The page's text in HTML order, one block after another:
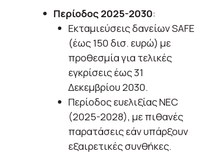
Περίοδος 2025-2030:
Εκταμιεύσεις δανείων SAFE
(έως 150 δισ. ευρώ) με
προθεσμία για τελικές
εγκρίσεις έως 31
Δεκεμβρίου 2030.
Περίοδος ευελιξίας NEC
(2025-2028), με πιθανές
παρατάσεις εάν υπάρξουν
εξαιρετικές συνθήκες.